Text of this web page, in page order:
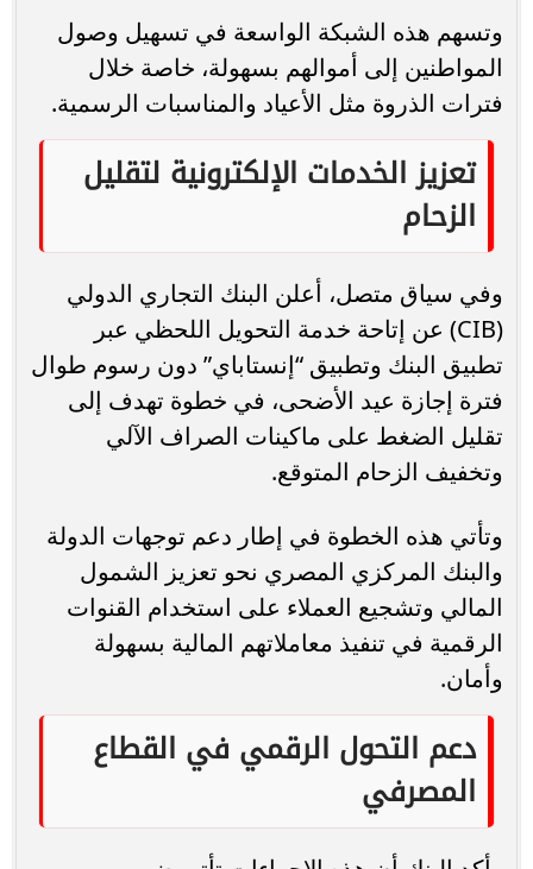
وتسهم هذه الشبكة الواسعة في تسهيل وصول
المواطنين إلى أموالهم بسهولة، خاصة خلال
فترات الذروة مثل الأعياد والمناسبات الرسمية.
تعزيز الخدمات الإلكترونية لتقليل
الزحام
وفي سياق متصل، أعلن البنك التجاري الدولي
(CIB) عن إتاحة خدمة التحويل اللحظي عبر
تطبيق البنك وتطبيق “إنستاباي” دون رسوم طوال
فترة إجازة عيد الأضحى، في خطوة تهدف إلى
تقليل الضغط على ماكينات الصراف الآلي
وتخفيف الزحام المتوقع.
وتأتي هذه الخطوة في إطار دعم توجهات الدولة
والبنك المركزي المصري نحو تعزيز الشمول
المالي وتشجيع العملاء على استخدام القنوات
الرقمية في تنفيذ معاملاتهم المالية بسهولة
وأمان.
دعم التحول الرقمي في القطاع
المصرفي